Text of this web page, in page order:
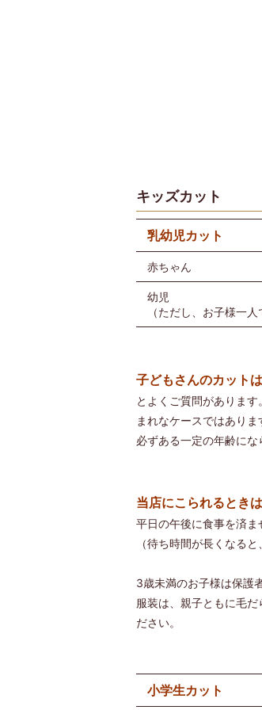
キッズカット
乳幼児カット
赤ちゃん
幼児
（ただし、お子様一
子どもさんのカット
とよくご質問があります。
まれなケースではあり
必ずある一定の年齢にな
当店にこられるとき
平日の午後に食事を済ま
（待ち時間が長くなる
3歳未満のお子様は保護
服装は、親子ともに毛
ださい。
小学生カット